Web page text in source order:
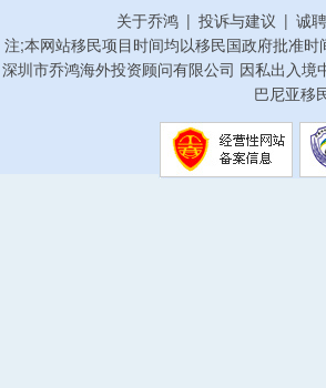
关于乔鸿 | 投诉与建议 | 诚
注;本网站移民项目时间均以移民国政府批准
圳市乔鸿海外投资顾问有限公司 因私出入
巴尼亚移